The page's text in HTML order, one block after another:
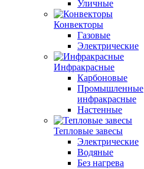
Уличные
Конвекторы
Газовые
Электрические
Инфракрасные
Карбоновые
Промышленные
инфракрасные
Настенные
Тепловые завесы
Электрические
Водяные
Без нагрева